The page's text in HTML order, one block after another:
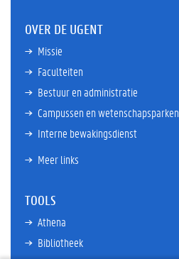
OVER DE UGENT
Missie
Faculteiten
Bestuur en administratie
Campussen en wetenschapsparken
Interne bewakingsdienst
Meer links
TOOLS
Athena
Bibliotheek